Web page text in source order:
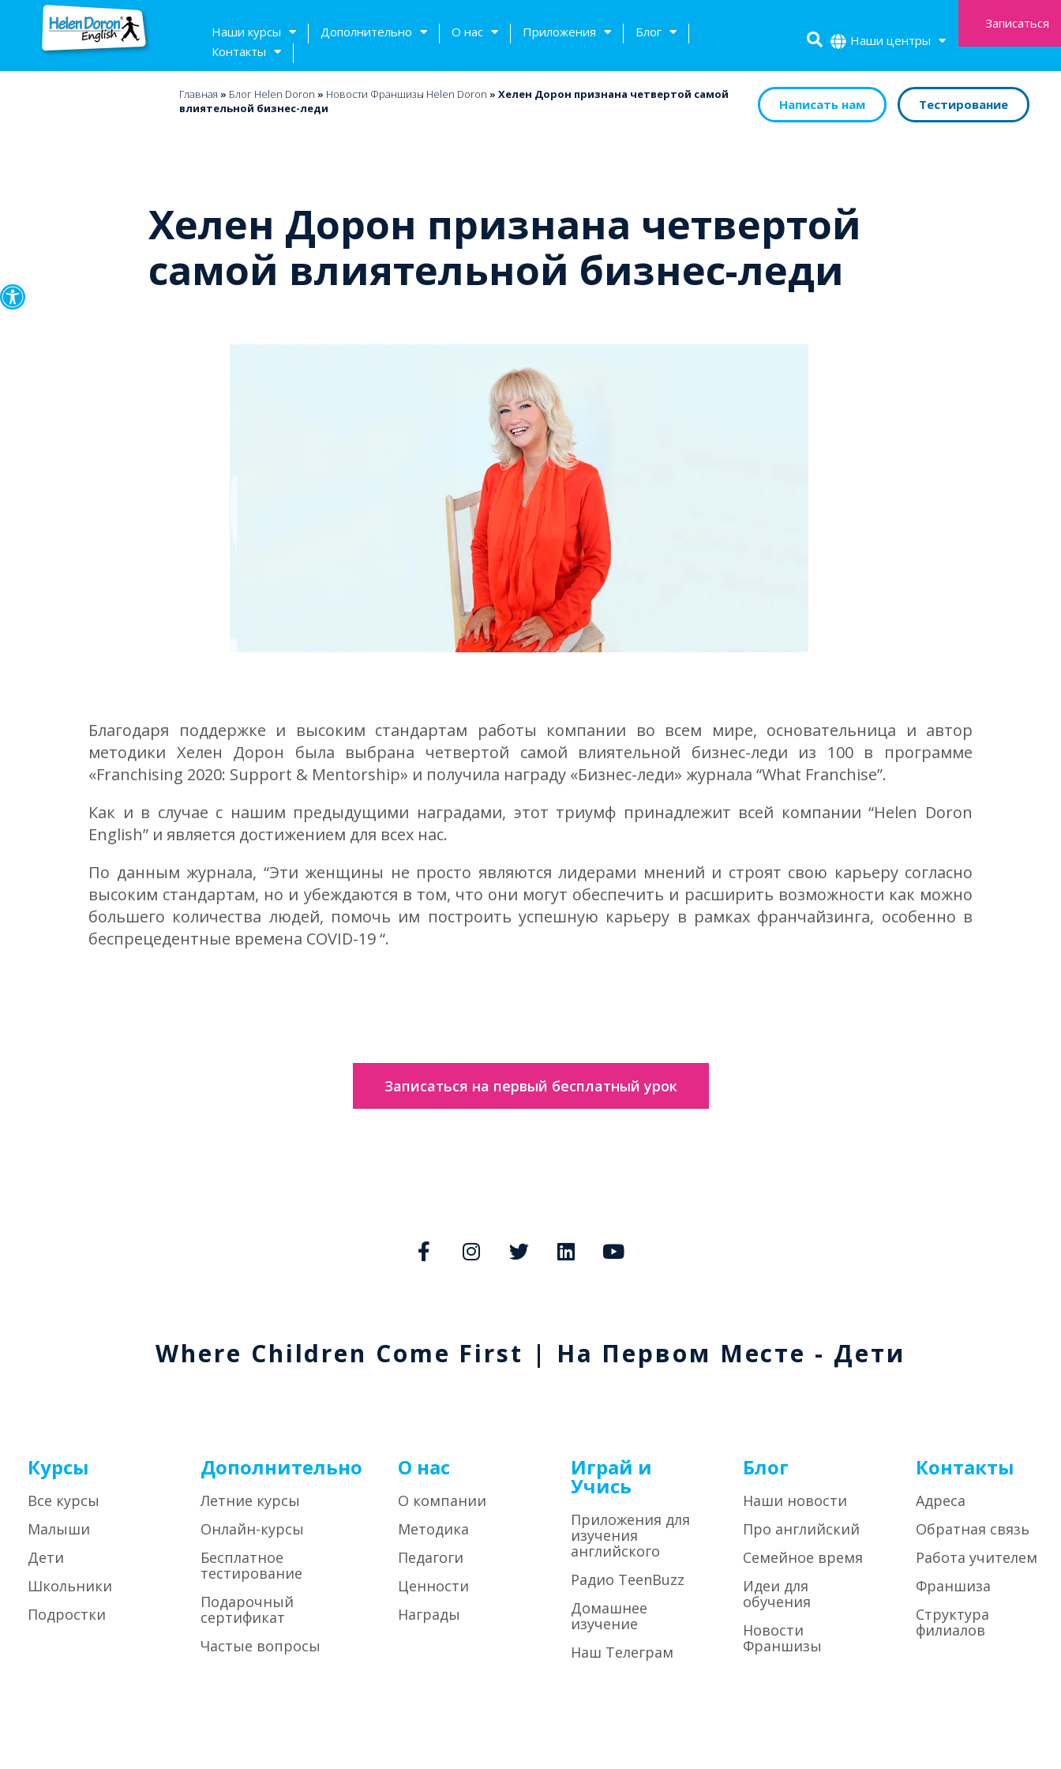
Открыть панель инструментов
Наши курсы Дополнительно О нас Приложения
Блог
Контакты
Наши центры
Записаться
Главная » Блог Helen Doron » Новости Франшизы Helen Doron » Хелен Дорон признана четвертой самой
влиятельной бизнес-леди
Написать нам Тестирование
Хелен Дорон признана четвертой
самой влиятельной бизнес-леди
Благодаря поддержке и высоким стандартам работы компании во всем мире, основательница и автор
методики Хелен Дорон была выбрана четвертой самой влиятельной бизнес-леди из 100 в программе
«Franchising 2020: Support & Mentorship» и получила награду «Бизнес-леди» журнала “What Franchise”.
Как и в случае с нашим предыдущими наградами, этот триумф принадлежит всей компании “Helen Doron
English” и является достижением для всех нас.
По данным журнала, “Эти женщины не просто являются лидерами мнений и строят свою карьеру согласно
высоким стандартам, но и убеждаются в том, что они могут обеспечить и расширить возможности как можно
большего количества людей, помочь им построить успешную карьеру в рамках франчайзинга, особенно в
беспрецедентные времена COVID-19 “.
Записаться на первый бесплатный урок
Where Children Come First | На Первом Месте - Дети
Курсы
Все курсы
Малыши
Дети
Школьники
Подростки
Дополнительно
Летние курсы
Онлайн-курсы
Бесплатное
тестирование
Подарочный
сертификат
Частые вопросы
О нас
О компании
Методика
Педагоги
Ценности
Награды
Играй и
Учись
Приложения для
изучения
английского
Радио TeenBuzz
Домашнее
изучение
Наш Телеграм
Блог
Наши новости
Про английский
Семейное время
Идеи для
обучения
Новости
Франшизы
Контакты
Адреса
Обратная связь
Работа учителем
Франшиза
Структура
филиалов